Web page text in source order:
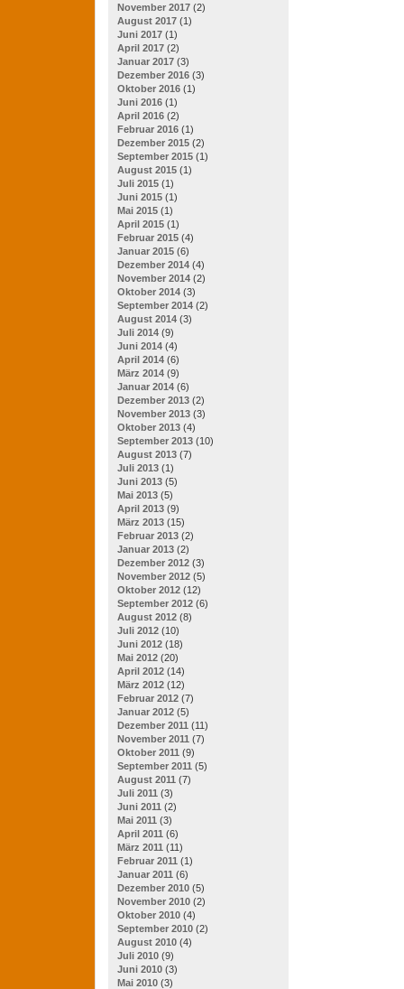
November 2017 (2)
August 2017 (1)
Juni 2017 (1)
April 2017 (2)
Januar 2017 (3)
Dezember 2016 (3)
Oktober 2016 (1)
Juni 2016 (1)
April 2016 (2)
Februar 2016 (1)
Dezember 2015 (2)
September 2015 (1)
August 2015 (1)
Juli 2015 (1)
Juni 2015 (1)
Mai 2015 (1)
April 2015 (1)
Februar 2015 (4)
Januar 2015 (6)
Dezember 2014 (4)
November 2014 (2)
Oktober 2014 (3)
September 2014 (2)
August 2014 (3)
Juli 2014 (9)
Juni 2014 (4)
April 2014 (6)
März 2014 (9)
Januar 2014 (6)
Dezember 2013 (2)
November 2013 (3)
Oktober 2013 (4)
September 2013 (10)
August 2013 (7)
Juli 2013 (1)
Juni 2013 (5)
Mai 2013 (5)
April 2013 (9)
März 2013 (15)
Februar 2013 (2)
Januar 2013 (2)
Dezember 2012 (3)
November 2012 (5)
Oktober 2012 (12)
September 2012 (6)
August 2012 (8)
Juli 2012 (10)
Juni 2012 (18)
Mai 2012 (20)
April 2012 (14)
März 2012 (12)
Februar 2012 (7)
Januar 2012 (5)
Dezember 2011 (11)
November 2011 (7)
Oktober 2011 (9)
September 2011 (5)
August 2011 (7)
Juli 2011 (3)
Juni 2011 (2)
Mai 2011 (3)
April 2011 (6)
März 2011 (11)
Februar 2011 (1)
Januar 2011 (6)
Dezember 2010 (5)
November 2010 (2)
Oktober 2010 (4)
September 2010 (2)
August 2010 (4)
Juli 2010 (9)
Juni 2010 (3)
Mai 2010 (3)